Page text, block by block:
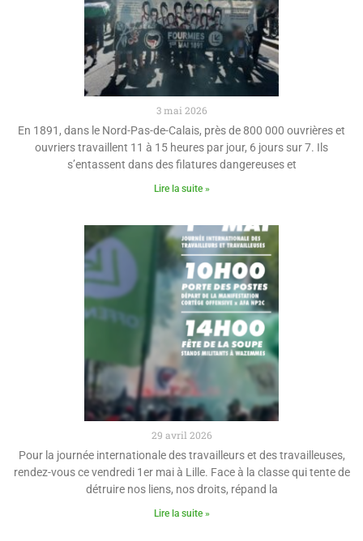
3 mai 2026
En 1891, dans le Nord-Pas-de-Calais, près de 800 000 ouvrières et
ouvriers travaillent 11 à 15 heures par jour, 6 jours sur 7. Ils
s’entassent dans des filatures dangereuses et
Lire la suite »
29 avril 2026
Pour la journée internationale des travailleurs et des travailleuses,
rendez-vous ce vendredi 1er mai à Lille. Face à la classe qui tente de
détruire nos liens, nos droits, répand la
Lire la suite »